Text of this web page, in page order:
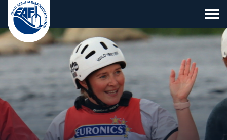
Eesti Aerutamisföderatsioon